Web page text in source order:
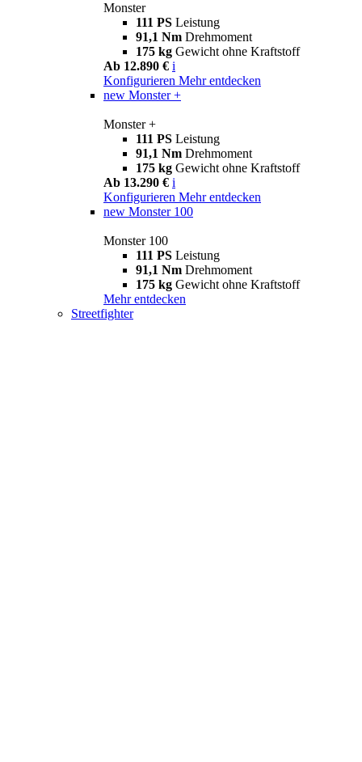
Monster
111 PS Leistung
91,1 Nm Drehmoment
175 kg Gewicht ohne Kraftstoff
Ab 12.890 € i
Konfigurieren Mehr entdecken
new Monster +
Monster +
111 PS Leistung
91,1 Nm Drehmoment
175 kg Gewicht ohne Kraftstoff
Ab 13.290 € i
Konfigurieren Mehr entdecken
new Monster 100
Monster 100
111 PS Leistung
91,1 Nm Drehmoment
175 kg Gewicht ohne Kraftstoff
Mehr entdecken
Streetfighter